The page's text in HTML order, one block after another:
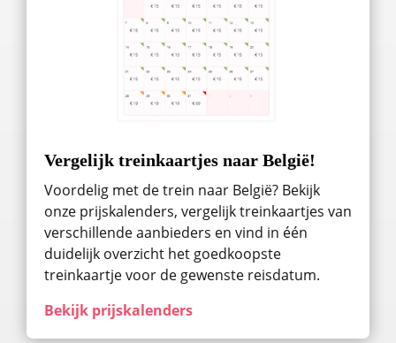
Vergelijk treinkaartjes naar België!
Voordelig met de trein naar België? Bekijk
onze prijskalenders, vergelijk treinkaartjes van
verschillende aanbieders en vind in één
duidelijk overzicht het goedkoopste
treinkaartje voor de gewenste reisdatum.
Bekijk prijskalenders